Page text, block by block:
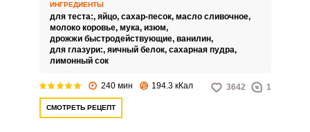
церковный праздник, знакомый
каждому ещё с детства. И, как
правило, главными атрибутами
этого светлого праздника
ИНГРЕДИЕНТЫ
для теста:, яйцо, сахар-песок, масло сливочное,
молоко коровье, мука, изюм,
дрожжи быстродействующие, ванилин,
для глазури:, яичный белок, сахарная пудра,
лимонный сок
240 мин 194.3 кКал 3642 1
СМОТРЕТЬ РЕЦЕПТ